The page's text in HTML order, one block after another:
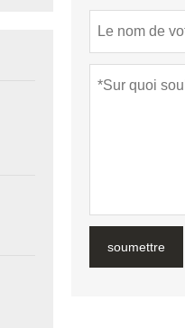
soumettre